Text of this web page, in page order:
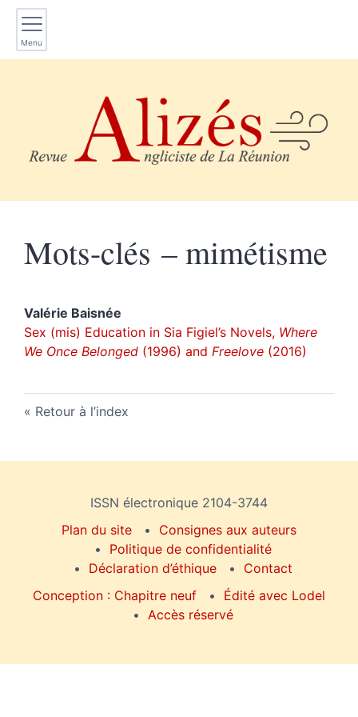
Menu
Mots-clés – mimétisme
Valérie Baisnée
Sex (mis) Education in Sia Figiel’s Novels, Where
We Once Belonged (1996) and Freelove (2016)
Retour à l’index
ISSN électronique 2104-3744
Plan du site
Consignes aux auteurs
Politique de confidentialité
Déclaration d’éthique
Contact
Conception : Chapitre neuf
Édité avec Lodel
Accès réservé